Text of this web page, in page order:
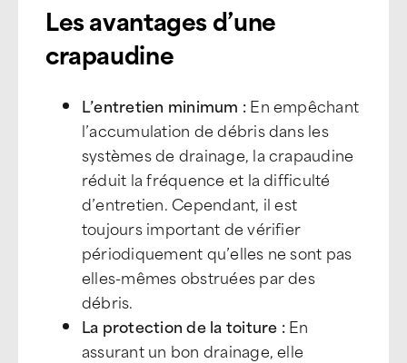
Les avantages d’une
crapaudine
L’entretien minimum :En empêchant
l’accumulation de débris dans les
systèmes de drainage, la crapaudine
réduit la fréquence et la difficulté
d’entretien. Cependant, il est
toujours important de vérifier
périodiquement qu’elles ne sont pas
elles-mêmes obstruées par des
débris.
La protection de la toiture :En
assurant un bon drainage, elle